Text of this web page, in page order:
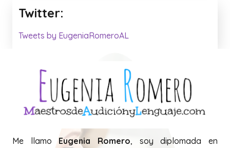
Twitter:
Tweets by EugeniaRomeroAL
Me llamo Eugenia Romero, soy diplomada en